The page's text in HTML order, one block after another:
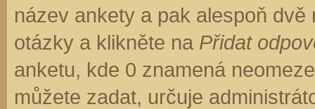
název ankety a pak alespoň
otázky a klikněte na Přidat
anketu, kde 0 znamená
můžete zadat, určuje